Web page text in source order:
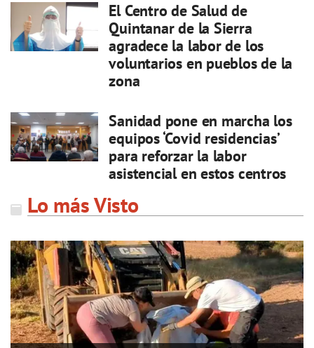
El Centro de Salud de
Quintanar de la Sierra
agradece la labor de los
voluntarios en pueblos de la
zona
Sanidad pone en marcha los
equipos ‘Covid residencias’
para reforzar la labor
asistencial en estos centros
Lo más Visto